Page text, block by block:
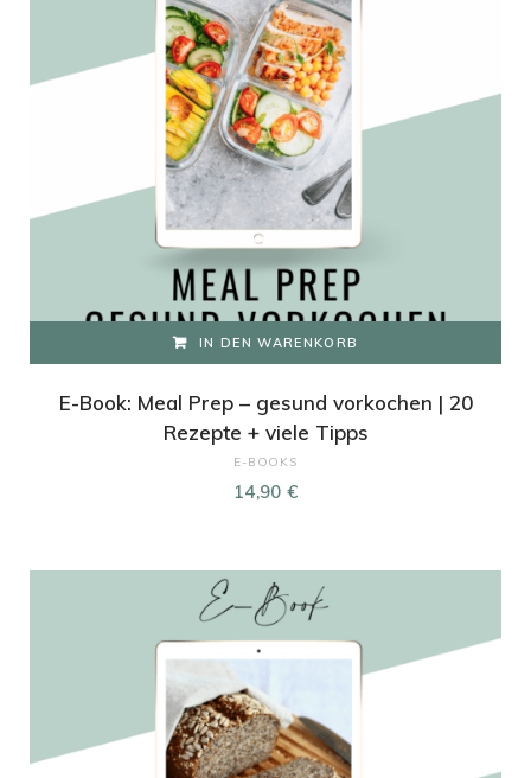
IN DEN WARENKORB
E-Book: Meal Prep – gesund vorkochen | 20
Rezepte + viele Tipps
E-BOOKS
14,90 €